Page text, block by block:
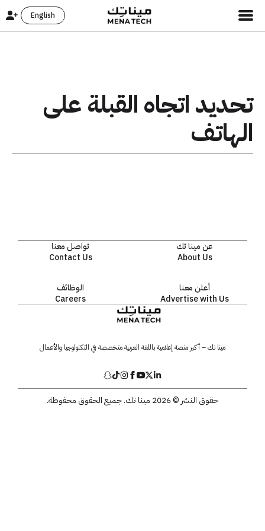
English
تحديد اتجاه القبلة على
الهاتف
عن مينا تك
About Us
تواصل معنا
Contact Us
أعلن معنا
Advertise with Us
الوظائف
Careers
مينا تك – أكبر منصة إعلامية باللغة العربية متخصصة في التكنولوجيا والأعمال
حقوق النشر © 2026 مينا تك. جميع الحقوق محفوظة.